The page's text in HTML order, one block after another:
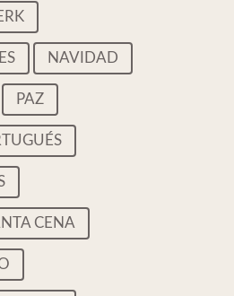
NAVIDAD
PAZ
CENA